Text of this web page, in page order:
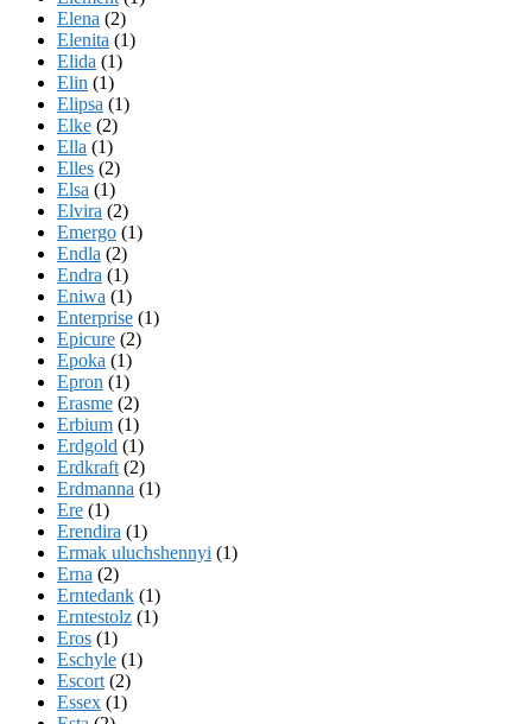
Elena (2)
Elenita (1)
Elida (1)
Elin (1)
Elipsa (1)
Elke (2)
Ella (1)
Elles (2)
Elsa (1)
Elvira (2)
Emergo (1)
Endla (2)
Endra (1)
Eniwa (1)
Enterprise (1)
Epicure (2)
Epoka (1)
Epron (1)
Erasme (2)
Erbium (1)
Erdgold (1)
Erdkraft (2)
Erdmanna (1)
Ere (1)
Erendira (1)
Ermak uluchshennyi (1)
Erna (2)
Erntedank (1)
Erntestolz (1)
Eros (1)
Eschyle (1)
Escort (2)
Essex (1)